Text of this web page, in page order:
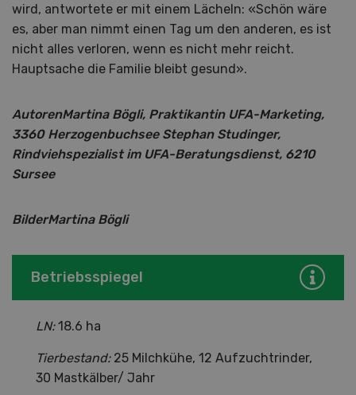
wird, antwortete er mit einem Lächeln: «Schön wäre
es, aber man nimmt einen Tag um den anderen, es ist
nicht alles verloren, wenn es nicht mehr reicht.
Hauptsache die Familie bleibt gesund».
AutorenMartina Bögli, Praktikantin UFA-Marketing,
3360 Herzogenbuchsee Stephan Studinger,
Rindviehspezialist im UFA-Beratungsdienst, 6210
Sursee
BilderMartina Bögli
Betriebsspiegel
LN:18.6 ha
Tierbestand: 25 Milchkühe, 12 Aufzuchtrinder,
30 Mastkälber/ Jahr